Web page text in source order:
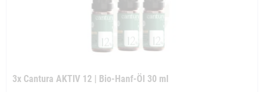
3x Cantura AKTIV 12 | Bio-Hanf-Öl 30 ml